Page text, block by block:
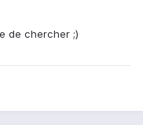
de chercher ;)